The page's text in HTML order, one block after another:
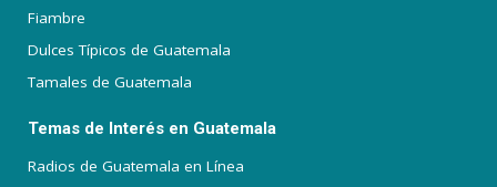
Fiambre
Dulces Típicos de Guatemala
Tamales de Guatemala
Temas de Interés en Guatemala
Radios de Guatemala en Línea